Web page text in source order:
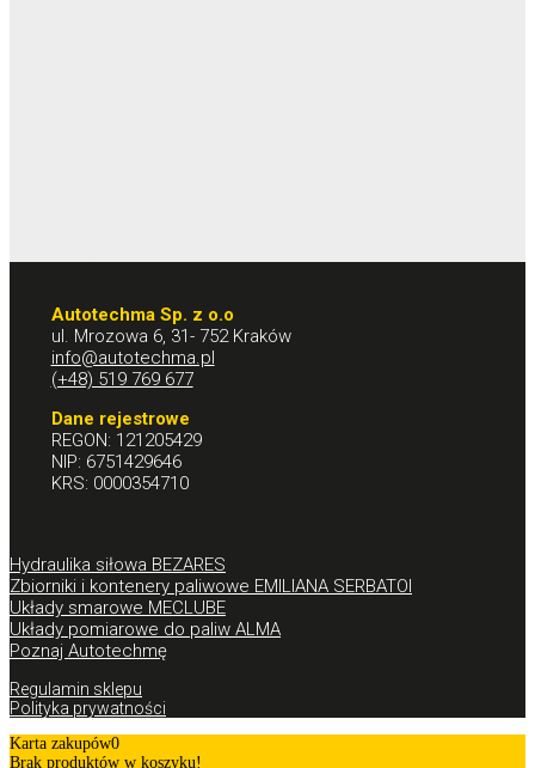
Autotechma Sp. z o.o
ul. Mrozowa 6, 31- 752 Kraków
info@autotechma.pl
(+48) 519 769 677
Dane rejestrowe
REGON: 121205429
NIP: 6751429646
KRS: 0000354710
Hydraulika siłowa BEZARES
Zbiorniki i kontenery paliwowe EMILIANA SERBATOI
Układy smarowe MECLUBE
Układy pomiarowe do paliw ALMA
Poznaj Autotechmę
Regulamin sklepu
Polityka prywatności
Karta zakupów0
Brak produktów w koszyku!